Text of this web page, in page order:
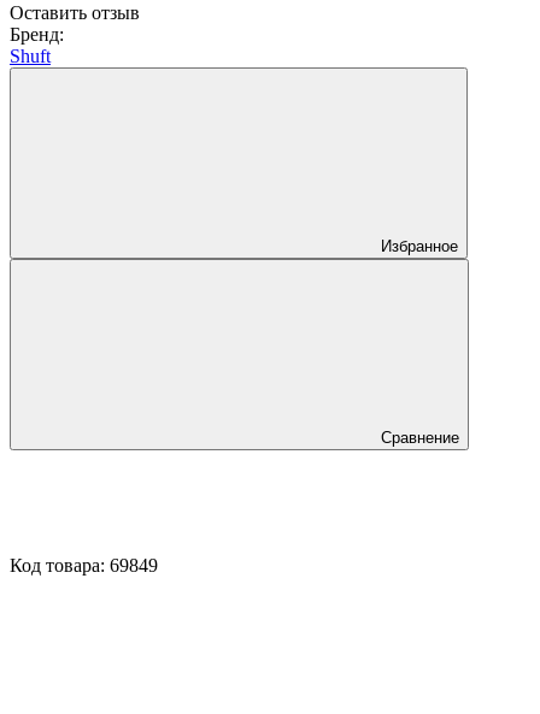
Оставить отзыв
Бренд:
Shuft
Избранное
Сравнение
Код товара: 69849